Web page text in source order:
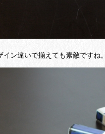
ン違いで揃えても素敵ですね